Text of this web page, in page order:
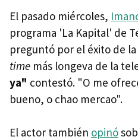
El pasado miércoles,
programa 'La Kapital' de
preguntó por el éxito de la
time más longeva de la
ya" contestó. "O me
bueno, o chao mercao".
El actor también opinó